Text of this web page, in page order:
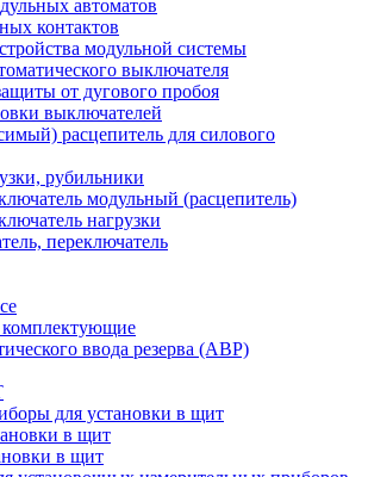
автоматов
контактов
модульной системы
выключателя
от дугового пробоя
выключателей
расцепитель для силового
рубильники
модульный (расцепитель)
нагрузки
переключатель
комплектующие
ввода резерва (АВР)
для установки в щит
в щит
в щит